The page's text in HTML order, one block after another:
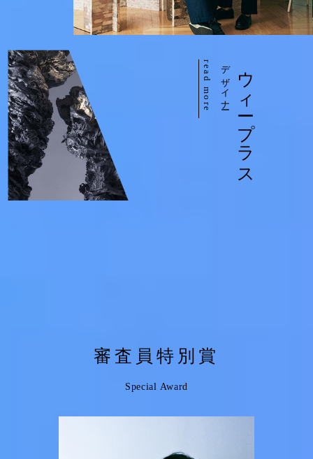
Official Columnist
About
Contact
Pen international ウィープラス
デザイナー
read more
審査員特別賞
Special Award